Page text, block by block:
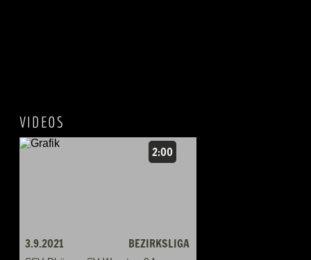
VIDEOS
2:00
3.9.2021 BEZIRKSLIGA